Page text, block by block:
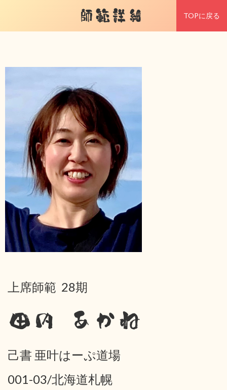
師範詳細 TOPに戻る
上席師範 28期
田内 あかね
己書 亜叶はーぷ道場
001-03/北海道札幌